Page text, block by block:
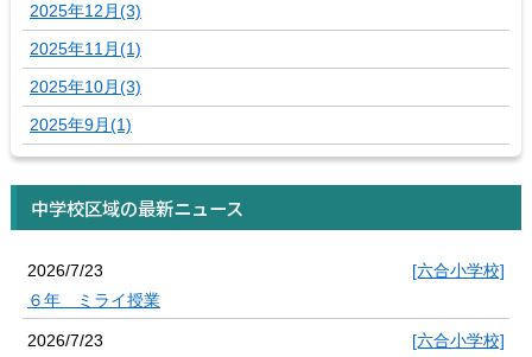
2025年12月(3)
2025年11月(1)
2025年10月(3)
2025年9月(1)
中学校区域の最新ニュース
2026/7/23
[六合小学校]
６年 ミライ授業
2026/7/23
[六合小学校]